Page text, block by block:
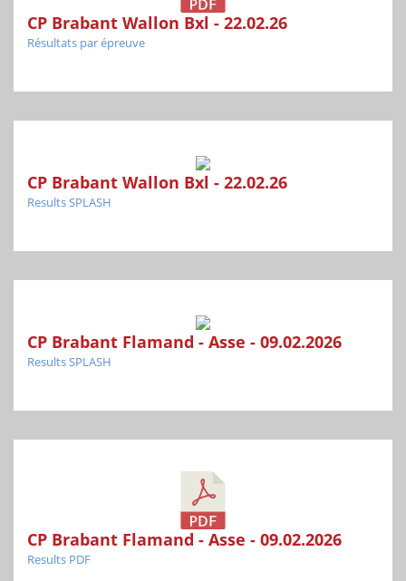
CP Brabant Wallon Bxl - 22.02.26
Résultats par épreuve
CP Brabant Wallon Bxl - 22.02.26
Results SPLASH
CP Brabant Flamand - Asse - 09.02.2026
Results SPLASH
CP Brabant Flamand - Asse - 09.02.2026
Results PDF